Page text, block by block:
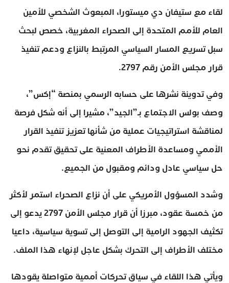
لقاء مع ستيفان دي ميستورا، المبعوث الشخصي للأمين
العام للأمم المتحدة إلى الصحراء المغربية، خصص لبحث
سبل تسريع المسار السياسي المرتبط بالنزاع ودعم تنفيذ
قرار مجلس الأمن رقم 2797.
وفي تدوينة نشرها على حسابه الرسمي بمنصة “إكس”،
وصف بولس الاجتماع بـ”الجيد”، مشيرا إلى أنه شكل فرصة
لمناقشة استراتيجيات عملية من شأنها تعزيز تنفيذ القرار
الأممي ومساعدة الأطراف المعنية على تحقيق تقدم نحو
حل سياسي عادل ودائم ومقبول من الجميع.
وشدد المسؤول الأمريكي على أن نزاع الصحراء استمر لأكثر
من خمسة عقود، مبرزا أن قرار مجلس الأمن 2797 يدعو إلى
تكثيف الجهود الرامية إلى التوصل إلى تسوية سياسية، داعيا
مختلف الأطراف إلى التحرك بشكل عاجل لإنهاء هذا الملف.
ويأتي هذا اللقاء في سياق تحركات أممية متواصلة يقودها